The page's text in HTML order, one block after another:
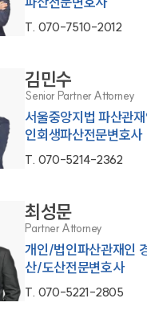
T. 070-7510-2012
김민수
Senior Partner Attorney
서울중앙지법 파산관
인회생파산전문변호사
T. 070-5214-2362
최성문
Partner Attorney
개인/법인파산관재인
산/도산전문변호사
T. 070-5221-2805